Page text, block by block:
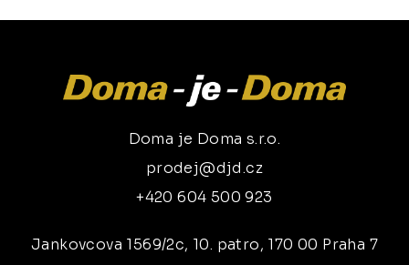
Doma je Doma s.r.o.
prodej@djd.cz
+420 604 500 923
Jankovcova 1569/2c, 10. patro, 170 00 Praha 7